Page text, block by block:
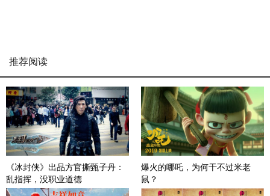
推荐阅读
《冰封侠》出品方官撕甄子丹：
乱指挥，没职业道德
爆火的哪吒，为何干不过米老
鼠？